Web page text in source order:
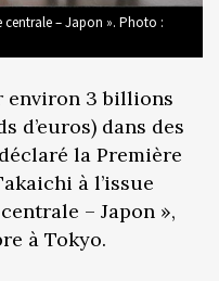
centrale – Japon ». Photo :
environ 3 billions
d’euros) dans des
la Première
à l’issue
– Japon »,
à Tokyo.